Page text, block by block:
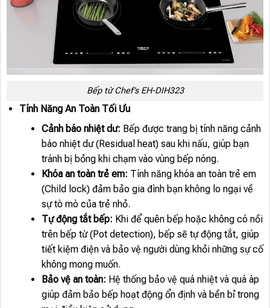
Bếp từ Chef’s EH-DIH323
Tính Năng An Toàn Tối Ưu
Cảnh báo nhiệt dư: Bếp được trang bị tính năng cảnh
báo nhiệt dư (Residual heat) sau khi nấu, giúp bạn
tránh bị bỏng khi chạm vào vùng bếp nóng.
Khóa an toàn trẻ em: Tính năng khóa an toàn trẻ em
(Child lock) đảm bảo gia đình bạn không lo ngại về
sự tò mò của trẻ nhỏ.
Tự động tắt bếp: Khi để quên bếp hoặc không có nồi
trên bếp từ (Pot detection), bếp sẽ tự động tắt, giúp
tiết kiệm điện và bảo vệ người dùng khỏi những sự cố
không mong muốn.
Bảo vệ an toàn: Hệ thống bảo vệ quá nhiệt và quá áp
giúp đảm bảo bếp hoạt động ổn định và bền bỉ trong